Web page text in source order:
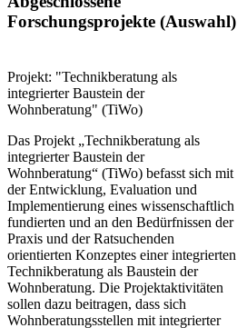
Forschungsprojekte (Auswahl)
Projekt: "Technikberatung als
integrierter Baustein der
Wohnberatung" (TiWo)
Das Projekt „Technikberatung als
integrierter Baustein der
Wohnberatung“ (TiWo) befasst sich mit
der Entwicklung, Evaluation und
Implementierung eines wissenschaftlich
fundierten und an den Bedürfnissen der
Praxis und der Ratsuchenden
orientierten Konzeptes einer integrierten
Technikberatung als Baustein der
Wohnberatung. Die Projektaktivitäten
sollen ​dazu beitragen, dass sich
Wohnberatungsstellen mit integrierter